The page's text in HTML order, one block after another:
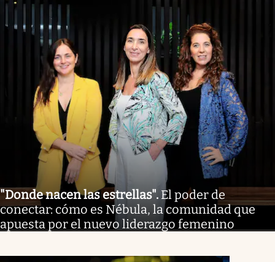
"Donde nacen las estrellas". El poder de
conectar: cómo es Nébula, la comunidad que
apuesta por el nuevo liderazgo femenino